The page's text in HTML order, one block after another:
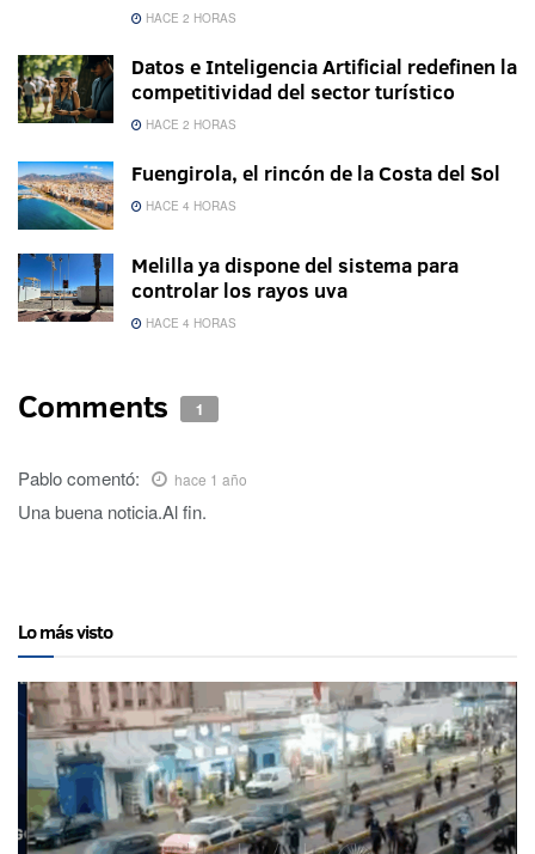
HACE 2 HORAS
Datos e Inteligencia Artificial redefinen la
competitividad del sector turístico
HACE 2 HORAS
Fuengirola, el rincón de la Costa del Sol
HACE 4 HORAS
Melilla ya dispone del sistema para
controlar los rayos uva
HACE 4 HORAS
Comments 1
Pablocomentó: hace 1 año
Una buena noticia.Al fin.
Lo más visto